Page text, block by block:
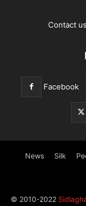
Contact
Facebook
News Silk
© 2010-2022